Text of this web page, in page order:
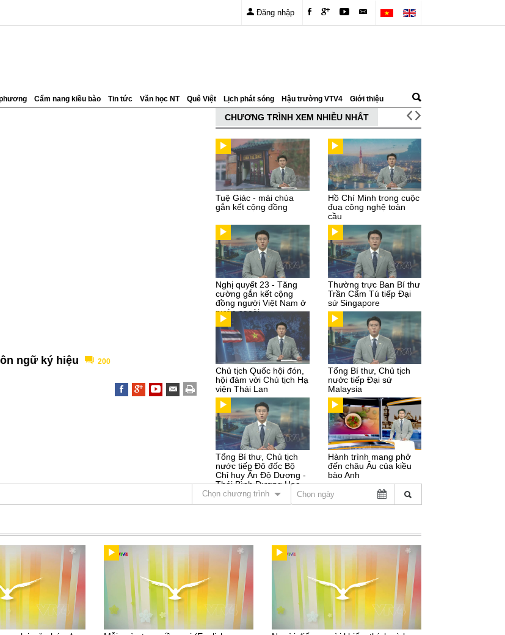
Đăng nhập
Cẩm nang kiều bào Tin tức Văn học NT Quê Việt Lịch phát sóng Hậu trường VTV4 Giới thiệu
ngữ ký hiệu 200
CHƯƠNG TRÌNH XEM NHIỀU NHẤT
Tuệ Giác - mái chùa
gắn kết cộng đồng
Hồ Chí Minh trong cuộc
đua công nghệ toàn
cầu
Nghị quyết 23 - Tăng
cường gắn kết cộng
đồng người Việt Nam ở
nước ngoài
Thường trực Ban Bí thư
Trần Cẩm Tú tiếp Đại
sứ Singapore
Chủ tịch Quốc hội đón,
hội đàm với Chủ tịch Hạ
viện Thái Lan
Tổng Bí thư, Chủ tịch
nước tiếp Đại sứ
Malaysia
Tổng Bí thư, Chủ tịch
nước tiếp Đô đốc Bộ
Chỉ huy Ấn Độ Dương -
Thái Bình Dương Hoa
Kỳ
Hành trình mang phở
đến châu Âu của kiều
bào Anh
Chọn chương trình